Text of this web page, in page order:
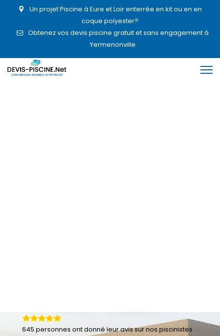
Un projet Piscine à Eure et Loir enterrée en kit ou en en
coque polyester?
Obtenez vos devis piscine gratuit et sans engagement à
Yermenonville
645 personnes ont donné leuravis sur nos piscinistes